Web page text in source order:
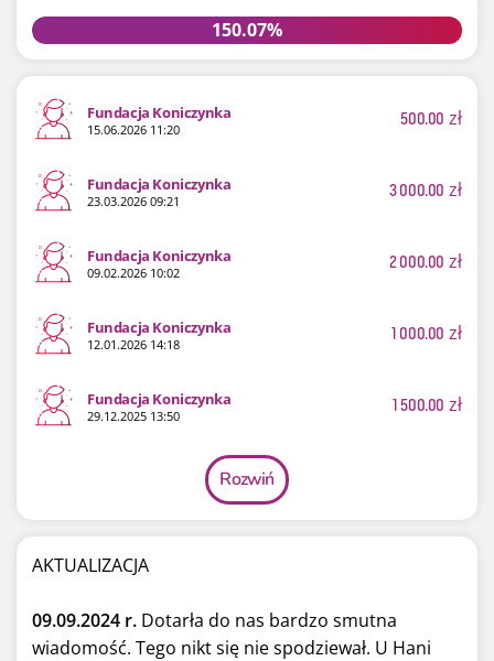
150.07%
150.07%
Fundacja Koniczynka
15.06.2026 11:20 500.00 zł
Fundacja Koniczynka
23.03.2026 09:21 3 000.00 zł
Fundacja Koniczynka
09.02.2026 10:02 2 000.00 zł
Fundacja Koniczynka
12.01.2026 14:18 1 000.00 zł
Fundacja Koniczynka
29.12.2025 13:50 1 500.00 zł
Rozwiń
AKTUALIZACJA
09.09.2024 r. Dotarła do nas bardzo smutna
wiadomość. Tego nikt się nie spodziewał. U Hani